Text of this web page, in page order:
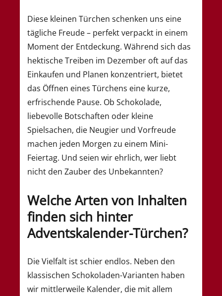
Diese kleinen Türchen schenken uns eine
tägliche Freude – perfekt verpackt in einem
Moment der Entdeckung. Während sich das
hektische Treiben im Dezember oft auf das
Einkaufen und Planen konzentriert, bietet
das Öffnen eines Türchens eine kurze,
erfrischende Pause. Ob Schokolade,
liebevolle Botschaften oder kleine
Spielsachen, die Neugier und Vorfreude
machen jeden Morgen zu einem Mini-
Feiertag. Und seien wir ehrlich, wer liebt
nicht den Zauber des Unbekannten?
Welche Arten von Inhalten
finden sich hinter
Adventskalender-Türchen?
Die Vielfalt ist schier endlos. Neben den
klassischen Schokoladen-Varianten haben
wir mittlerweile Kalender, die mit allem